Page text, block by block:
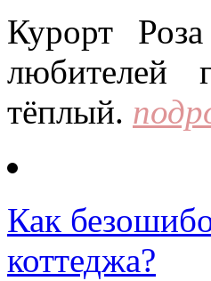
Курорт
любителей
тёплый.
Как
коттеджа?